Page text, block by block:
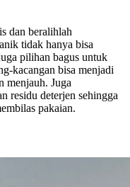
dan beralihlah
tidak hanya bisa
pilihan bagus untuk
kacangan bisa menjadi
menjauh. Juga
residu deterjen sehingga
pakaian.